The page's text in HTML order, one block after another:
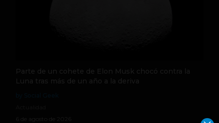
Parte de un cohete de Elon Musk chocó contra la
Luna tras más de un año a la deriva
6 de agosto de 2026